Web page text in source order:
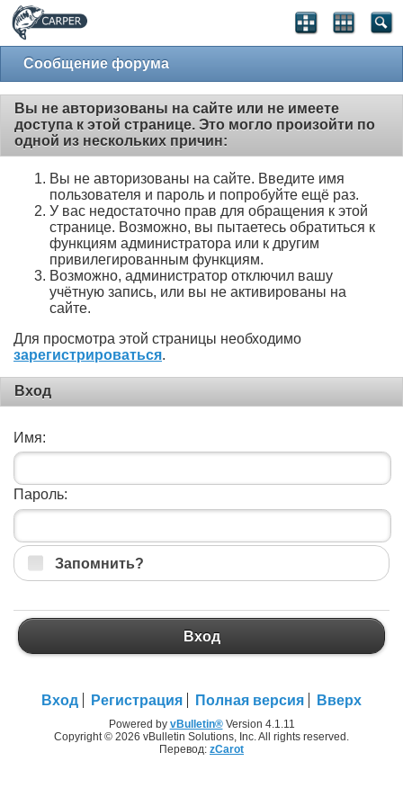
Сообщение форума
Вы не авторизованы на сайте или не имеете
доступа к этой странице. Это могло произойти по
одной из нескольких причин:
Вы не авторизованы на сайте. Введите имя
пользователя и пароль и попробуйте ещё раз.
У вас недостаточно прав для обращения к этой
странице. Возможно, вы пытаетесь обратиться к
функциям администратора или к другим
привилегированным функциям.
Возможно, администратор отключил вашу
учётную запись, или вы не активированы на
сайте.
Для просмотра этой страницы необходимо
зарегистрироваться.
Вход
Имя:
Пароль:
Запомнить?
Вход
Вход Регистрация Полная версия Вверх
Powered by vBulletin®Version 4.1.11
Copyright © 2026 vBulletin Solutions, Inc. All rights reserved.
Перевод: zCarot